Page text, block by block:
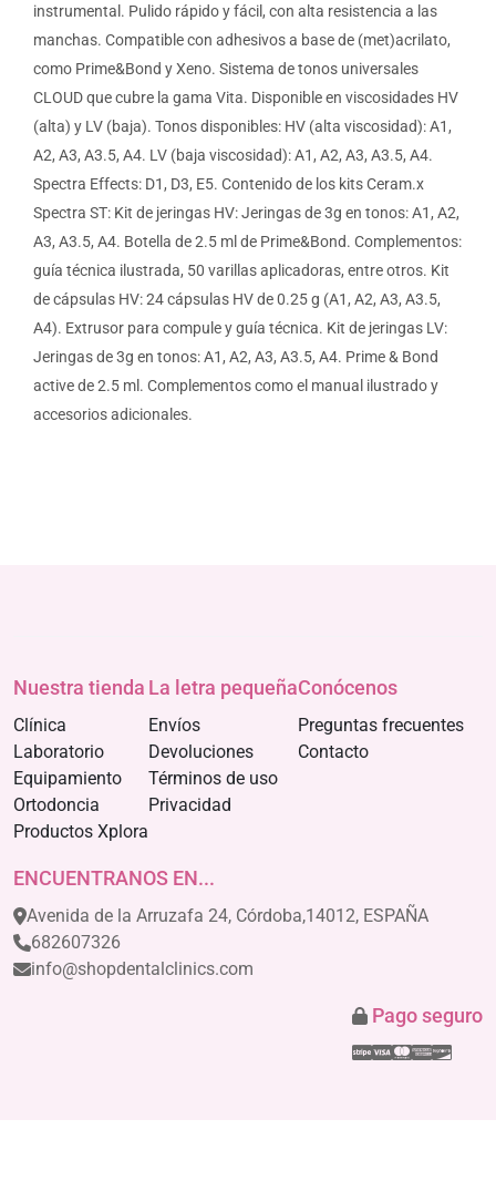
instrumental. Pulido rápido y fácil, con alta resistencia a las
manchas. Compatible con adhesivos a base de (met)acrilato,
como Prime&Bond y Xeno. Sistema de tonos universales
CLOUD que cubre la gama Vita. Disponible en viscosidades HV
(alta) y LV (baja). Tonos disponibles: HV (alta viscosidad): A1,
A2, A3, A3.5, A4. LV (baja viscosidad): A1, A2, A3, A3.5, A4.
Spectra Effects: D1, D3, E5. Contenido de los kits Ceram.x
Spectra ST: Kit de jeringas HV: Jeringas de 3g en tonos: A1, A2,
A3, A3.5, A4. Botella de 2.5 ml de Prime&Bond. Complementos:
guía técnica ilustrada, 50 varillas aplicadoras, entre otros. Kit
de cápsulas HV: 24 cápsulas HV de 0.25 g (A1, A2, A3, A3.5,
A4). Extrusor para compule y guía técnica. Kit de jeringas LV:
Jeringas de 3g en tonos: A1, A2, A3, A3.5, A4. Prime & Bond
active de 2.5 ml. Complementos como el manual ilustrado y
accesorios adicionales.
Nuestra tienda
Clínica
Laboratorio
Equipamiento
Ortodoncia
Productos Xplora
La letra pequeña
Envíos
Devoluciones
Términos de uso
Privacidad
Conócenos
Preguntas frecuentes
Contacto
ENCUENTRANOS EN...
Avenida de la Arruzafa 24, Córdoba,14012, ESPAÑA
682607326
info@shopdentalclinics.com
Pago seguro
Stripe
Visa